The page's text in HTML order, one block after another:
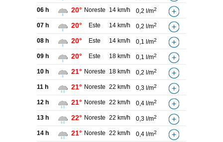
06 h 20° Noreste 14 km/h 0,2 l/m2
07 h 20° Este 14 km/h 0,2 l/m2
08 h 20° Este 14 km/h 0,1 l/m2
09 h 20° Este 18 km/h 0,1 l/m2
10 h 21° Noreste 18 km/h 0,2 l/m2
11 h 21° Noreste 22 km/h 0,3 l/m2
12 h 21° Noreste 22 km/h 0,4 l/m2
13 h 22° Noreste 22 km/h 0,3 l/m2
14 h 21° Noreste 22 km/h 0,4 l/m2